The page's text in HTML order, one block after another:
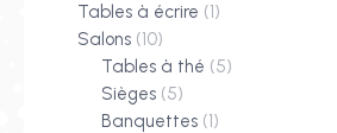
Tables à écrire (1)
Salons (10)
Tables à thé (5)
Sièges (5)
Banquettes (1)